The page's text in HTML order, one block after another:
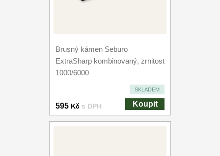
Brusný kámen Seburo
ExtraSharp kombinovaný, zrnitost
1000/6000
SKLADEM
595 Kč s DPH Koupit